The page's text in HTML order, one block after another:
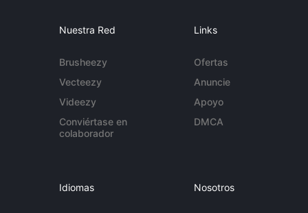
Nuestra Red
Brusheezy
Vecteezy
Videezy
Conviértase en
colaborador
Links
Ofertas
Anuncie
Apoyo
DMCA
Idiomas Nosotros